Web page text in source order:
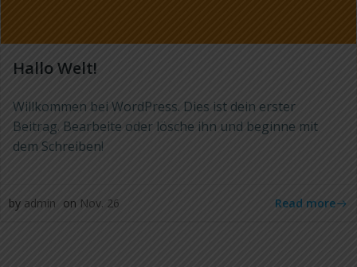
Hallo Welt!
Willkommen bei WordPress. Dies ist dein erster
Beitrag. Bearbeite oder lösche ihn und beginne mit
dem Schreiben!
by admin on Nov. 26 Read more